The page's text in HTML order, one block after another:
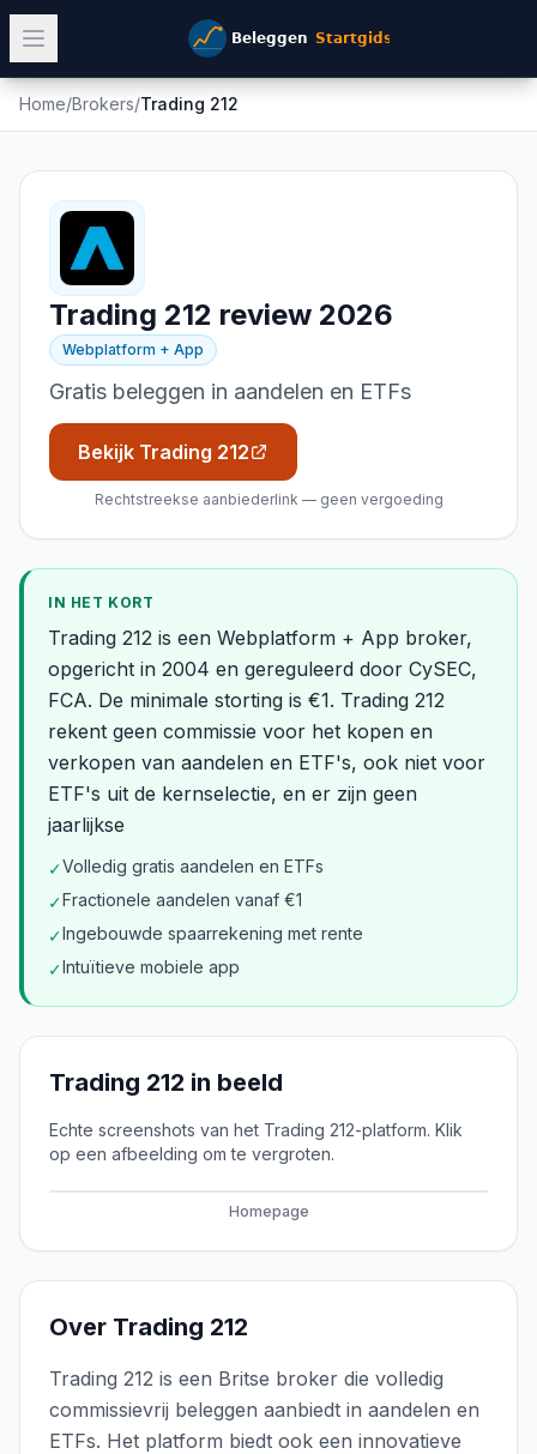
Home/Brokers/Trading 212
Trading 212 review 2026
Webplatform + App
Gratis beleggen in aandelen en ETFs
Bekijk Trading 212
Rechtstreekse aanbiederlink — geen vergoeding
IN HET KORT
Trading 212 is een Webplatform + App broker,
opgericht in 2004 en gereguleerd door CySEC,
FCA. De minimale storting is €1. Trading 212
rekent geen commissie voor het kopen en
verkopen van aandelen en ETF's, ook niet voor
ETF's uit de kernselectie, en er zijn geen
jaarlijkse
✓Volledig gratis aandelen en ETFs
✓Fractionele aandelen vanaf €1
✓Ingebouwde spaarrekening met rente
✓Intuïtieve mobiele app
Trading 212 in beeld
Echte screenshots van het Trading 212-platform. Klik
op een afbeelding om te vergroten.
Homepage
Over Trading 212
Trading 212 is een Britse broker die volledig
commissievrij beleggen aanbiedt in aandelen en
ETFs. Het platform biedt ook een innovatieve